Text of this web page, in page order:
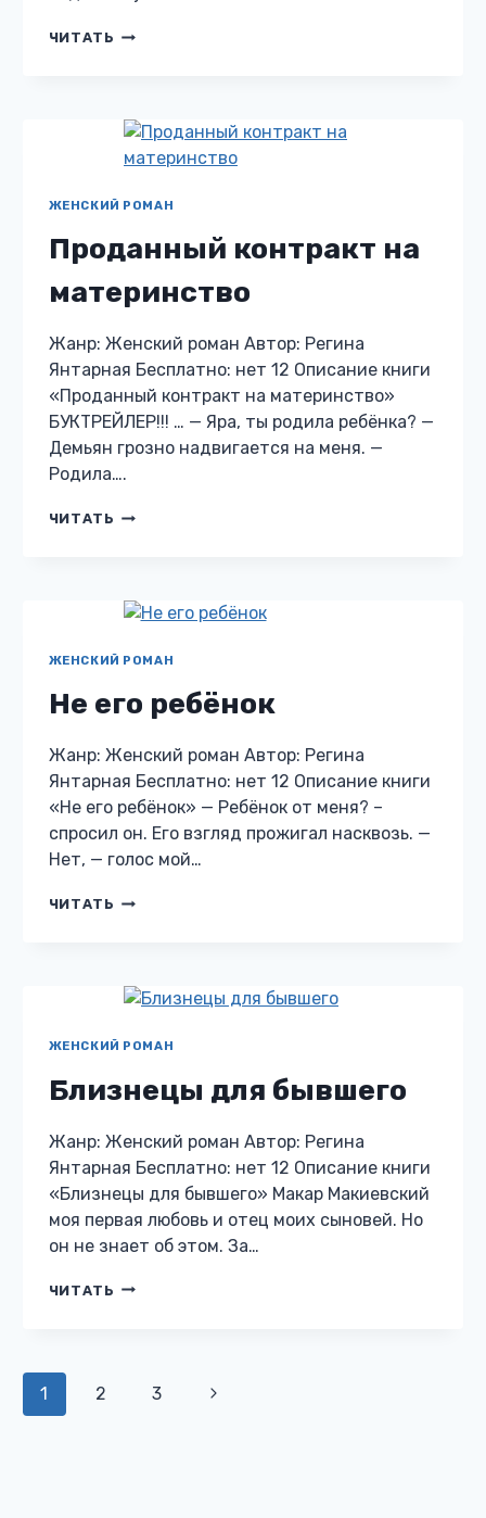
ЧИТАТЬ НЕВЕСТА
ЖЕНСКИЙ РОМАН
Проданный контракт на
материнство
Жанр: Женский роман Автор: Регина
Янтарная Бесплатно: нет 12 Описание книги
«Проданный контракт на материнство»
БУКТРЕЙЛЕР!!! … — Яра, ты родила ребёнка? —
Демьян грозно надвигается на меня. —
Родила….
ЧИТАТЬ ПРОДАННЫЙ
ЖЕНСКИЙ РОМАН
Не его ребёнок
Жанр: Женский роман Автор: Регина
Янтарная Бесплатно: нет 12 Описание книги
«Не его ребёнок» — Ребёнок от меня? –
спросил он. Его взгляд прожигал насквозь. —
Нет, — голос мой…
ЧИТАТЬ НЕ
ЖЕНСКИЙ РОМАН
Близнецы для бывшего
Жанр: Женский роман Автор: Регина
Янтарная Бесплатно: нет 12 Описание книги
«Близнецы для бывшего» Макар Макиевский
моя первая любовь и отец моих сыновей. Но
он не знает об этом. За…
ЧИТАТЬ БЛИЗНЕЦЫ
Навигация
1 2 3
Следующая